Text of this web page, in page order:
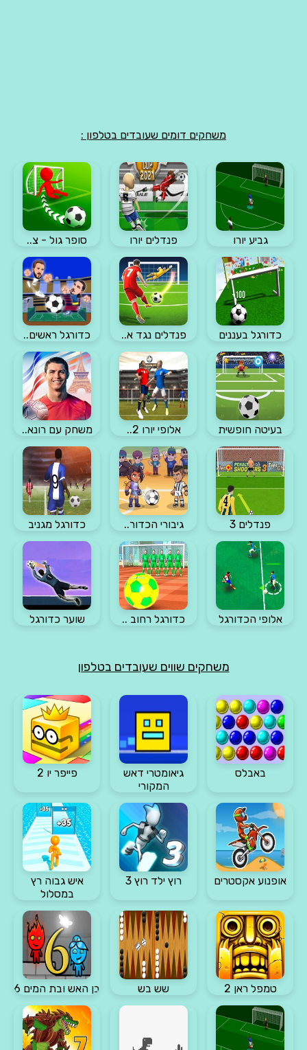
משחקים דומים שעובדים בטלפון :
גביע יורו פנדלים יורו סופר גול - צ..
כדורגל בעננים פנדלים נגד א.. כדורגל ראשים..
בעיטה חופשית אלופי יורו 2.. משחק עם רונא..
פנדלים 3 גיבורי הכדור.. כדורגל מגניב
אלופי הכדורגל כדורגל רחוב .. שוער כדורגל
משחקים שווים שעובדים בטלפון
באבלס
גיאומטרי דאש
המקורי
פייפר יו 2
אופנוע אקסטרים רוץ ילד רוץ 3
איש גבוה רץ
במסלול
טמפל ראן 2 שש בש בן האש ובת המים 6